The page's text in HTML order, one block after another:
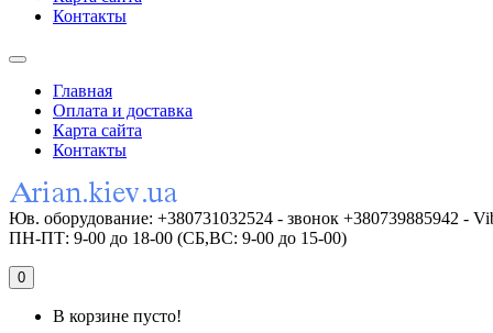
Контакты
Главная
Оплата и доставка
Карта сайта
Контакты
Юв. оборудование: +380731032524 - звонок +380739885942 -
ПН-ПТ: 9-00 до 18-00 (СБ,ВС: 9-00 до 15-00)
0
В корзине пусто!